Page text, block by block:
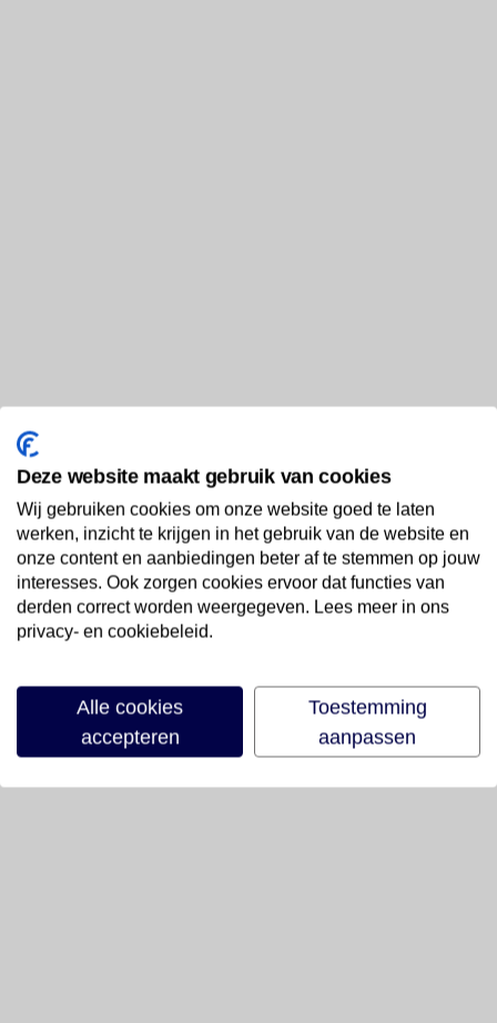
Deze website maakt gebruik van cookies
Wij gebruiken cookies om onze website goed te laten
werken, inzicht te krijgen in het gebruik van de website en
onze content en aanbiedingen beter af te stemmen op jouw
interesses. Ook zorgen cookies ervoor dat functies van
derden correct worden weergegeven. Lees meer in ons
privacy- en cookiebeleid.
Alle cookies
accepteren
Toestemming
aanpassen